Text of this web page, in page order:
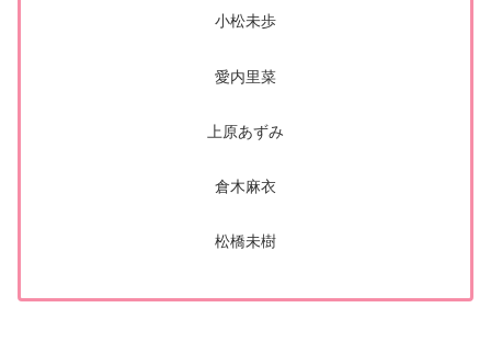
小松未歩
愛内里菜
上原あずみ
倉木麻衣
松橋未樹